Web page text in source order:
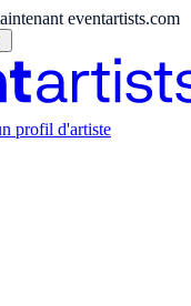
eventartists.com
profil d'artiste